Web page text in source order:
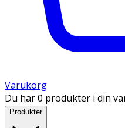
Varukorg
Du har 0 produkter i din
Produkter